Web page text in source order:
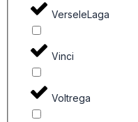
VerseleLaga
Vinci
Voltrega